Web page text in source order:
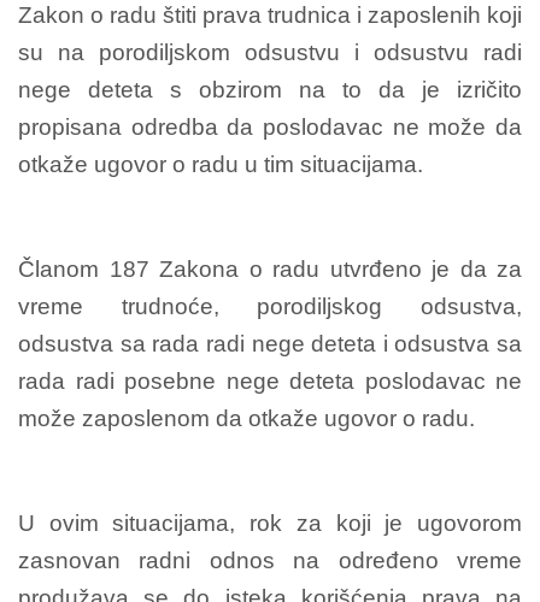
Zakon o radu štiti prava trudnica i zaposlenih koji
su na porodiljskom odsustvu i odsustvu radi
nege deteta s obzirom na to da je izričito
propisana odredba da poslodavac ne može da
otkaže ugovor o radu u tim situacijama.
Članom 187 Zakona o radu utvrđeno je da za
vreme trudnoće, porodiljskog odsustva,
odsustva sa rada radi nege deteta i odsustva sa
rada radi posebne nege deteta poslodavac ne
može zaposlenom da otkaže ugovor o radu.
U ovim situacijama, rok za koji je ugovorom
zasnovan radni odnos na određeno vreme